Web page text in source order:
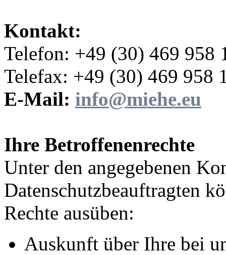
Kontakt:
Telefon: +49 (30) 469 958
Telefax: +49 (30) 469 958
E-Mail: info@miehe.eu
Ihre Betroffenenrechte
Unter den angegebenen
Datenschutzbeauftragten
Rechte ausüben:
Auskunft über Ihre bei